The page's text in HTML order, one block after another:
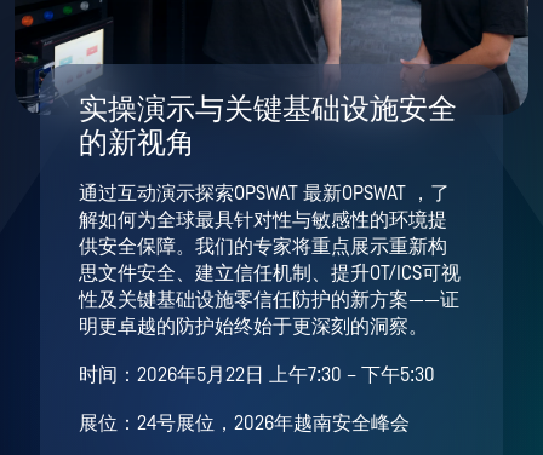
实操演示与关键基础设施安全
的新视角
通过互动演示探索OPSWAT 最新OPSWAT ，了
解如何为全球最具针对性与敏感性的环境提
供安全保障。我们的专家将重点展示重新构
思文件安全、建立信任机制、提升OT/ICS可视
性及关键基础设施零信任防护的新方案——证
明更卓越的防护始终始于更深刻的洞察。
时间：2026年5月22日 上午7:30 – 下午5:30
展位：24号展位，2026年越南安全峰会